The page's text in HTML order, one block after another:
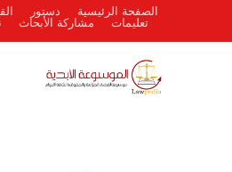
الصفحة الرئيسية دستور
تعليمات
مشاركة الأبحاث